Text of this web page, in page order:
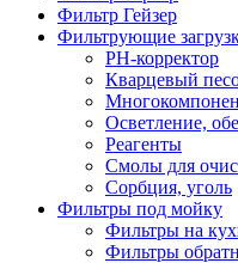
Фильтр Гейзер
Фильтрующие
PH-корректор
Кварцевый
Осветление,
Реагенты
Смолы для
Сорбция, уголь
Фильтры под мойку
Фильтры на
Фильтры